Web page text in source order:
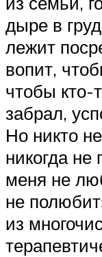
дыре в
лежит
вопит,
чтобы кто-
забрал,
Но никто
никогда не
меня не
не
из